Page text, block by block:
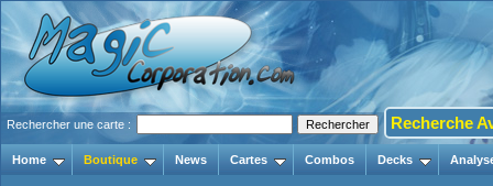
Rechercher une carte : Recherche
Home Boutique News Cartes Combos Decks